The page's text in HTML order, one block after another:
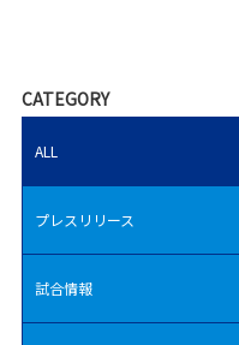
CATEGORY
ALL
プレスリリース
試合情報